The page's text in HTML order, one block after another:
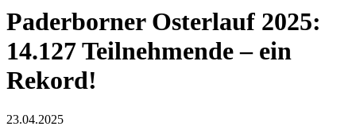
Paderborner Osterlauf 2025:
14.127 Teilnehmende – ein
Rekord!
23.04.2025